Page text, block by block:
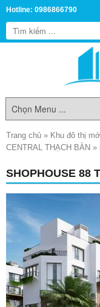
Hotline: 0986866790
Trang chủ » Khu đô thị
CENTRAL THẠCH BÀN »
SHOPHOUSE 88